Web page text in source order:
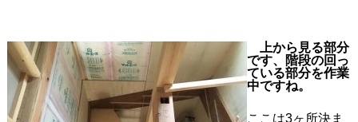
上から見る部分
です、階段の回っ
ている部分を作業
中ですね。
ここは3ヶ所決ま